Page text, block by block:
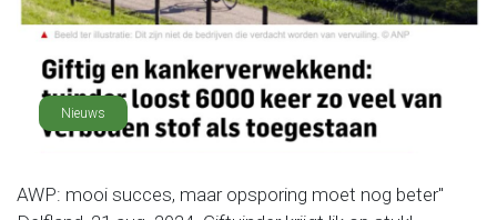
Nieuws
AWP: mooi succes, maar opsporing moet nog beter"